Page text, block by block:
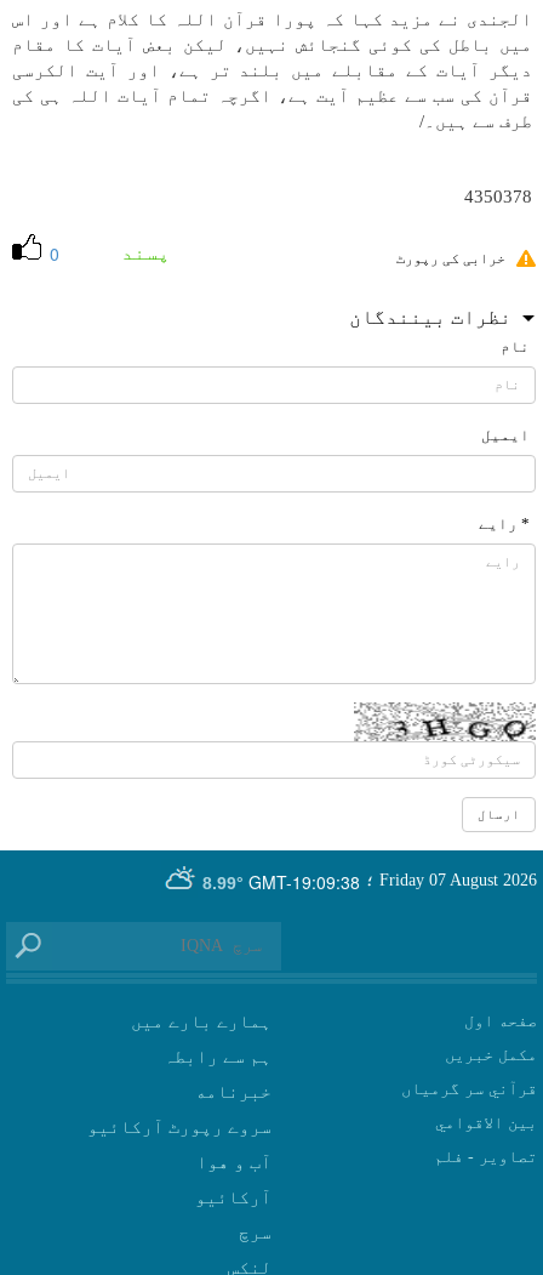
الجندی نے مزید کہا کہ پورا قرآن اللہ کا کلام ہے اور اس
میں باطل کی کوئی گنجائش نہیں، لیکن بعض آیات کا مقام
دیگر آیات کے مقابلے میں بلند تر ہے، اور آیت الکرسی
قرآن کی سب سے عظیم آیت ہے، اگرچہ تمام آیات اللہ ہی کی
طرف سے ہیں۔/
4350378
0 پسند خرابی کی رپورٹ
نظرات بینندگان
نام
ایمیل
* رایے
GMT-19:09:38
8.99° Friday 07 August 2026 ؛
صفحه اول
مکمل خبریں
قرآني سر گرمياں
بين الاقوامي
تصاوير - فلم
ہمارے بارے میں
ہم سے رابطہ
سروے رپورٹ آرکائیو
آب و هوا
سرچ
لنکس